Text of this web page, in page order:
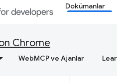
Dokümanlar
Chrome
WebMCP ve Ajanlar